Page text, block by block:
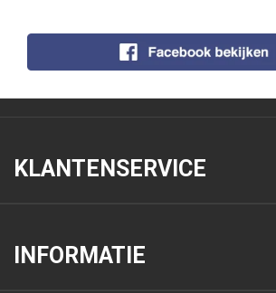
KLANTENSERVICE
INFORMATIE